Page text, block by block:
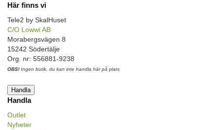
Här finns vi
Tele2 by SkalHuset
C/O Lowwi AB
Morabergsvägen 8
15242 Södertälje
Org. nr: 556881-9238
OBS! Ingen butik, du kan inte handla här på plats
Handla
Handla
Outlet
Nyheter